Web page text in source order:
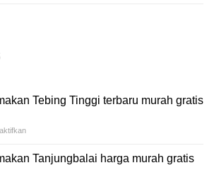
Tebing Tinggi terbaru murah gratis
pada
meja
Tanjungbalai harga murah gratis